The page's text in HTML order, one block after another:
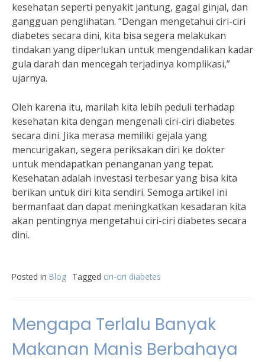
kesehatan seperti penyakit jantung, gagal ginjal, dan
gangguan penglihatan. “Dengan mengetahui ciri-ciri
diabetes secara dini, kita bisa segera melakukan
tindakan yang diperlukan untuk mengendalikan kadar
gula darah dan mencegah terjadinya komplikasi,”
ujarnya.
Oleh karena itu, marilah kita lebih peduli terhadap
kesehatan kita dengan mengenali ciri-ciri diabetes
secara dini. Jika merasa memiliki gejala yang
mencurigakan, segera periksakan diri ke dokter
untuk mendapatkan penanganan yang tepat.
Kesehatan adalah investasi terbesar yang bisa kita
berikan untuk diri kita sendiri. Semoga artikel ini
bermanfaat dan dapat meningkatkan kesadaran kita
akan pentingnya mengetahui ciri-ciri diabetes secara
dini.
Posted in Blog Tagged ciri-ciri diabetes
Mengapa Terlalu Banyak
Makanan Manis Berbahaya